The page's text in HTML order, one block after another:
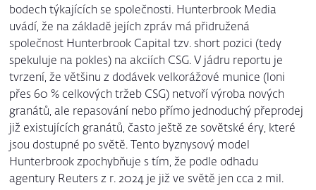
bodech týkajících se společnosti. Hunterbrook Media
uvádí, že na základě jejích zpráv má přidružená
společnost Hunterbrook Capital tzv. short pozici (tedy
spekuluje na pokles) na akciích CSG. V jádru reportu je
tvrzení, že většinu z dodávek velkorážové munice (loni
přes 60 % celkových tržeb CSG) netvoří výroba nových
granátů, ale repasování nebo přímo jednoduchý přeprodej
již existujících granátů, často ještě ze sovětské éry, které
jsou dostupné po světě. Tento byznysový model
Hunterbrook zpochybňuje s tím, že podle odhadu
agentury Reuters z r. 2024 je již ve světě jen cca 2 mil.